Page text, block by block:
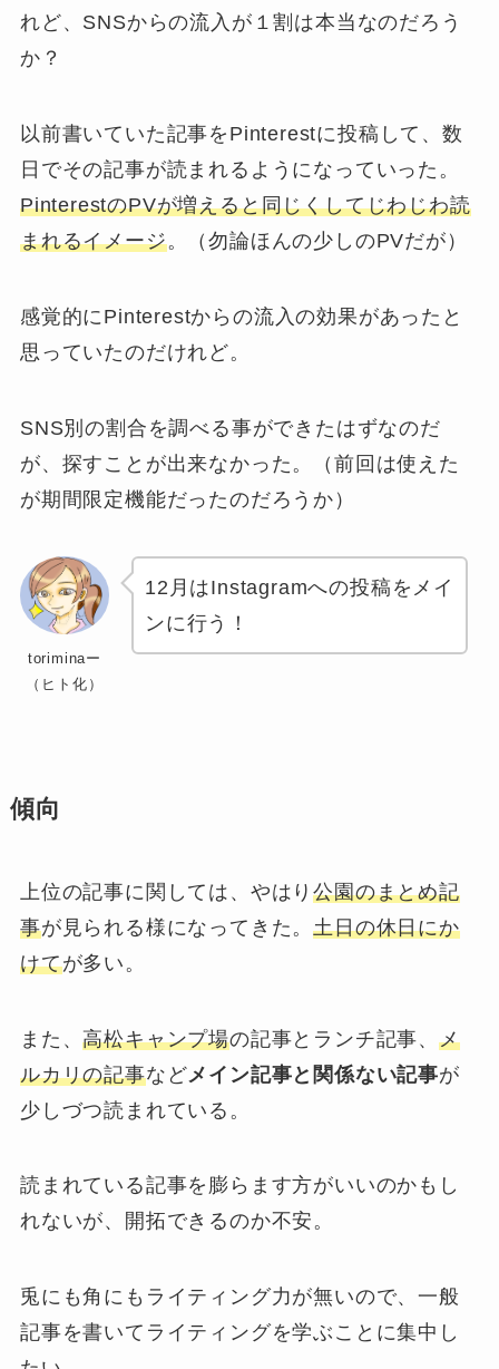
れど、SNSからの流入が１割は本当なのだろう
か？
以前書いていた記事をPinterestに投稿して、数
日でその記事が読まれるようになっていった。
PinterestのPVが増えると同じくしてじわじわ読
まれるイメージ。（勿論ほんの少しのPVだが）
感覚的にPinterestからの流入の効果があったと
思っていたのだけれど。
SNS別の割合を調べる事ができたはずなのだ
が、探すことが出来なかった。（前回は使えた
が期間限定機能だったのだろうか）
toriminaー
（ヒト化）
12月はInstagramへの投稿をメイ
ンに行う！
傾向
上位の記事に関しては、やはり公園のまとめ記
事が見られる様になってきた。土日の休日にか
けてが多い。
また、高松キャンプ場の記事とランチ記事、メ
ルカリの記事などメイン記事と関係ない記事が
少しづつ読まれている。
読まれている記事を膨らます方がいいのかもし
れないが、開拓できるのか不安。
兎にも角にもライティング力が無いので、一般
記事を書いてライティングを学ぶことに集中し